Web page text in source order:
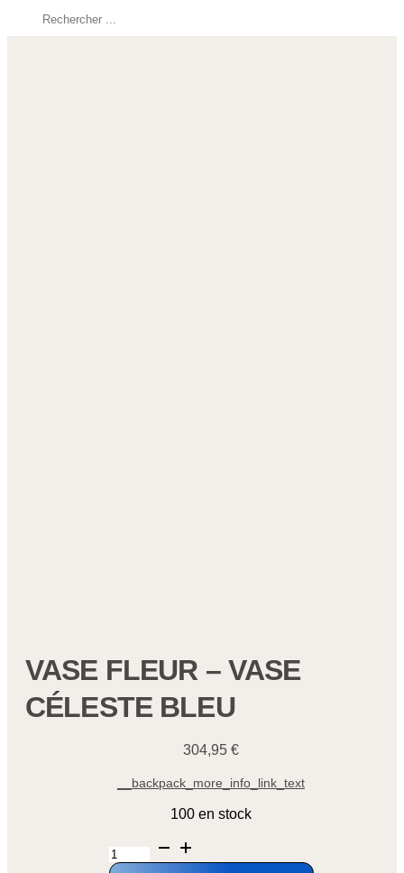
Rechercher
VASE FLEUR – VASE
CÉLESTE BLEU
304,95 €
__backpack_more_info_link_text
100 en stock
de